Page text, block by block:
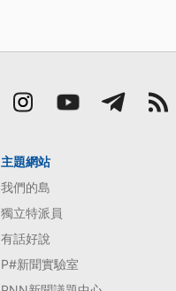
主題網站
我們的島
獨立特派員
有話好說
P#新聞實驗室